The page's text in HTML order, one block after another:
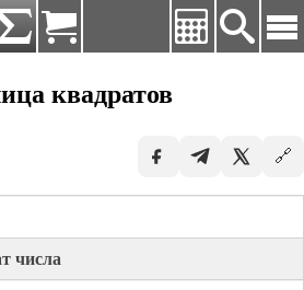
Français
Справочник
Таблицы и формулы
квадратов
🔗
числа